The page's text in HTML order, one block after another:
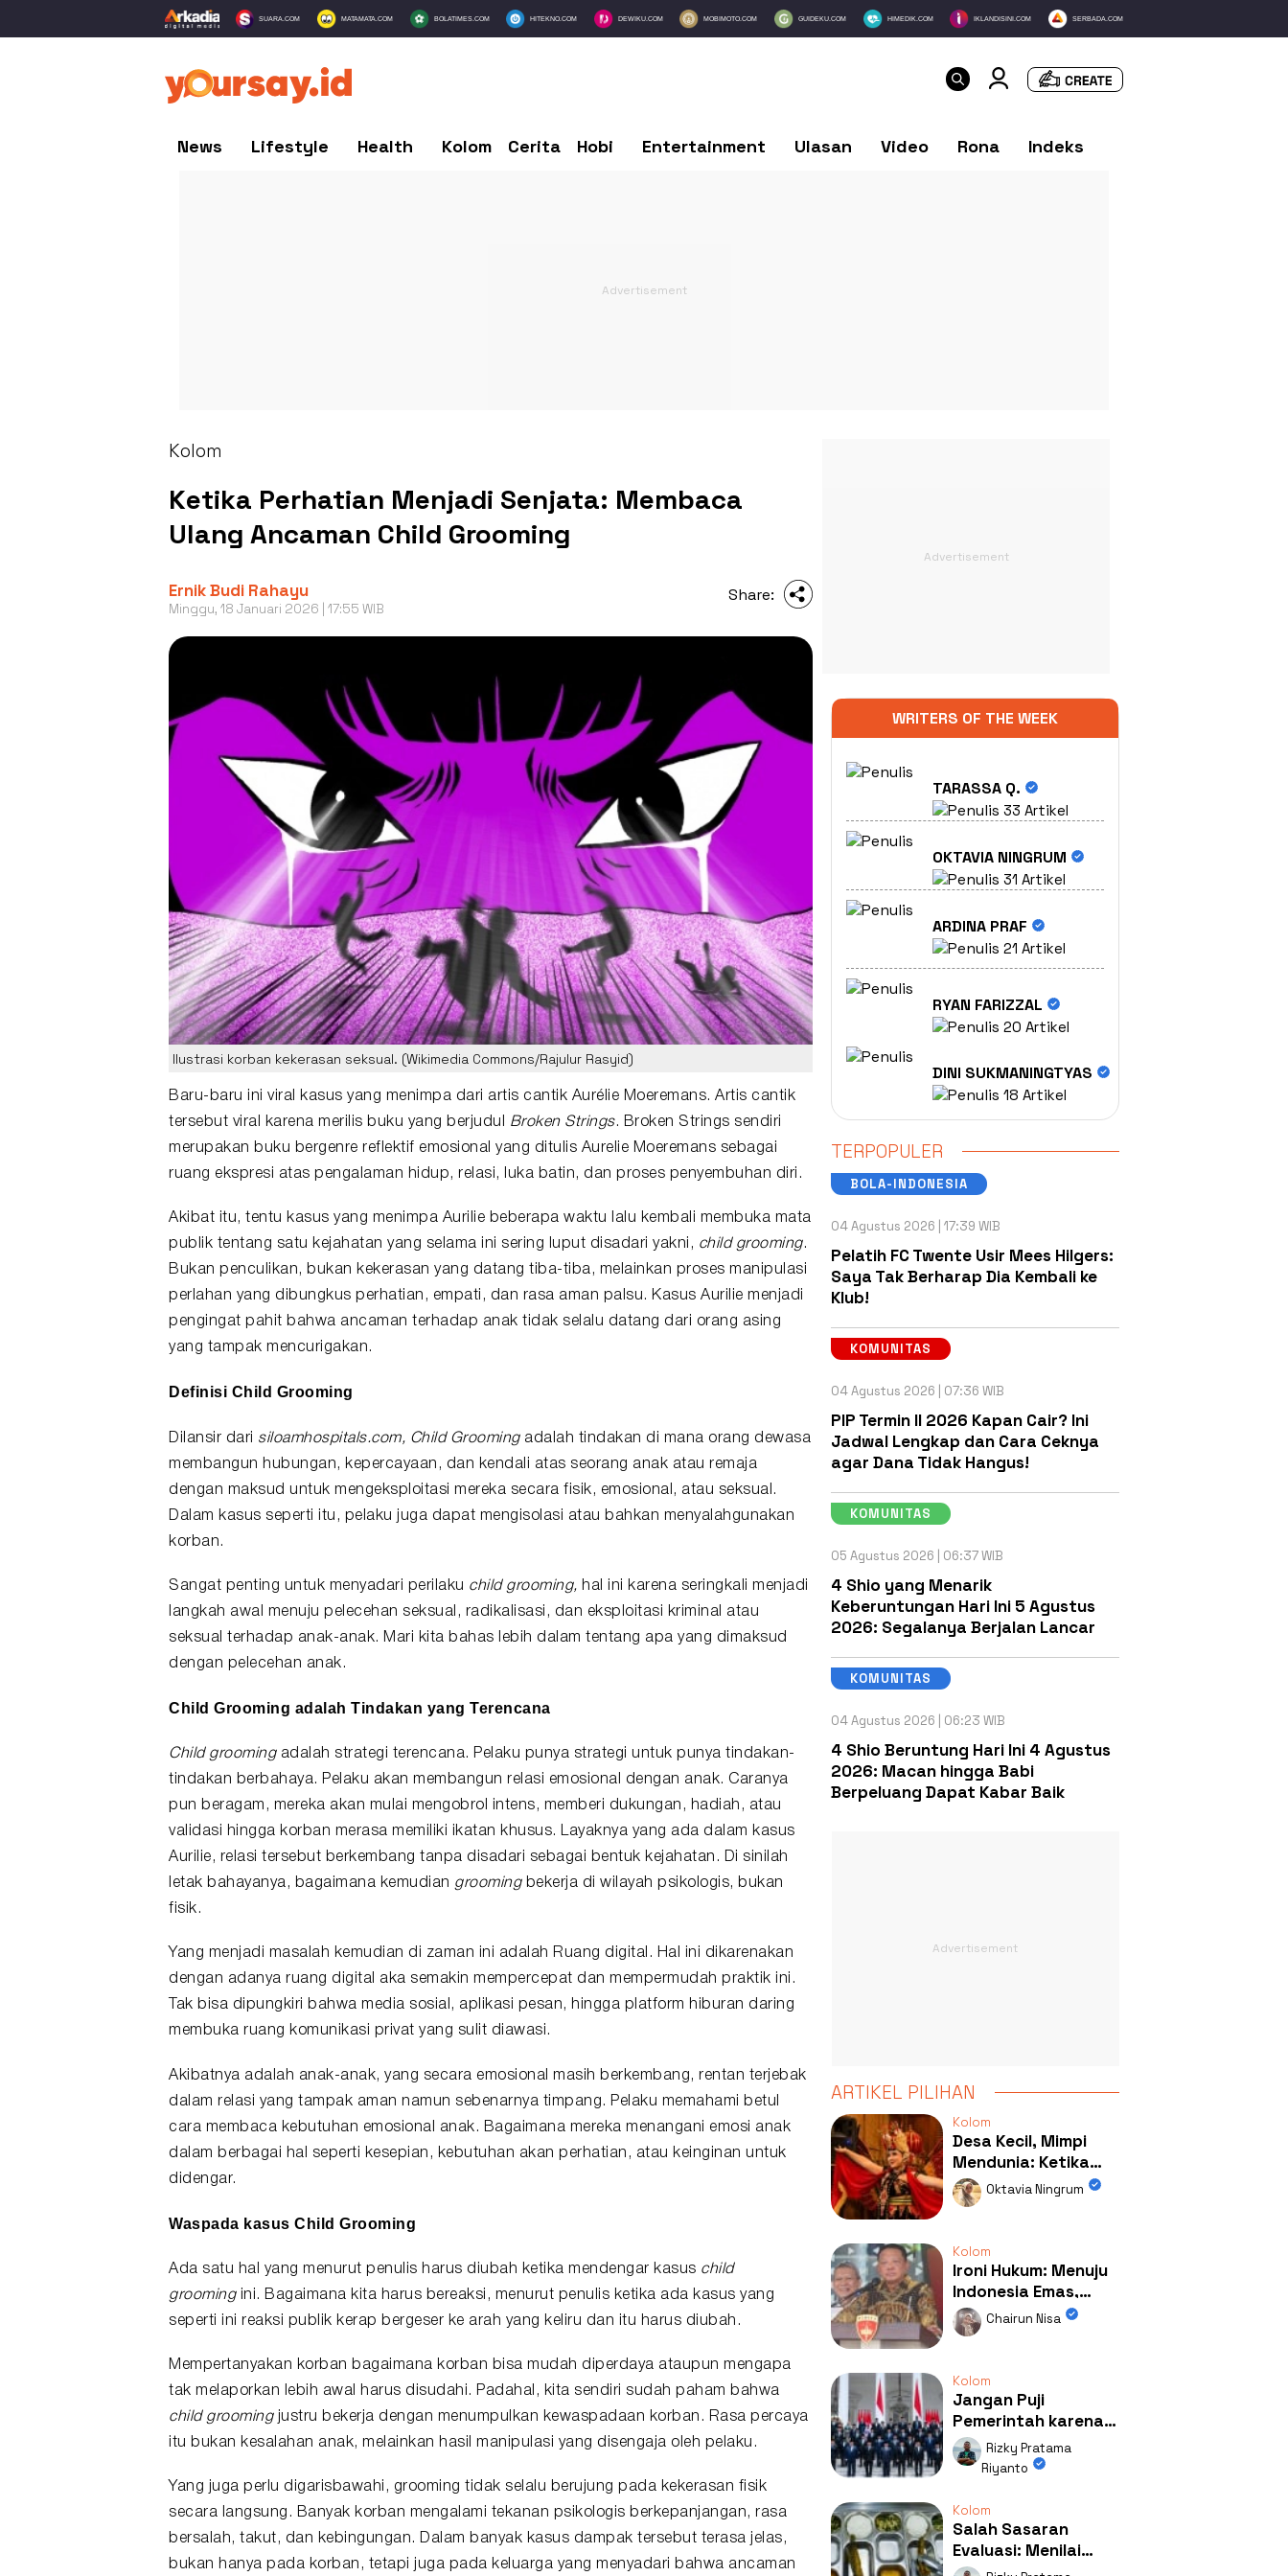
SUARA.COM MATAMATA.COM BOLATIMES.COM HITEKNO.COM DEWIKU.COM MOBIMOTO.COM GUIDEKU.COM HIMEDIK.COM IKLANDISINI.COM SERBADA.COM
News Lifestyle Health Kolom Cerita Hobi Entertainment Ulasan Video Rona Indeks
Kolom
Ketika Perhatian Menjadi Senjata: Membaca
Ulang Ancaman Child Grooming
Ernik Budi Rahayu
Minggu, 18 Januari 2026 | 17:55 WIB
Share:
Ilustrasi korban kekerasan seksual. (Wikimedia Commons/Rajulur Rasyid)
Baru-baru ini viral
kasus yang menimpa dari artis cantik Aurélie Moeremans. Artis cantik
tersebut viral karena merilis buku yang berjudul
Broken Strings. Broken Strings sendiri
merupakan buku bergenre reflektif emosional yang ditulis Aurelie Moeremans sebagai
ruang ekspresi atas pengalaman hidup, relasi, luka batin, dan proses penyembuhan diri.
Akibat itu, tentu kasus yang menimpa Aurilie beberapa waktu lalu kembali membuka mata
publik tentang satu kejahatan yang selama ini sering luput disadari yakni, child grooming.
Bukan penculikan, bukan kekerasan yang datang tiba-tiba, melainkan proses manipulasi
perlahan yang dibungkus perhatian, empati, dan rasa aman palsu. Kasus Aurilie menjadi
pengingat pahit bahwa ancaman terhadap anak tidak selalu datang dari orang asing
yang tampak mencurigakan.
Definisi Child Grooming
Dilansir dari siloamhospitals.com, Child Groomingadalah tindakan di mana orang dewasa
membangun hubungan, kepercayaan, dan kendali atas seorang anak atau remaja
dengan maksud untuk mengeksploitasi mereka secara fisik, emosional, atau seksual.
Dalam kasus seperti itu, pelaku juga dapat mengisolasi atau bahkan menyalahgunakan
korban.
Sangat penting untuk menyadari perilaku child grooming, hal ini karena seringkali menjadi
langkah awal menuju pelecehan seksual, radikalisasi, dan eksploitasi kriminal atau
seksual terhadap anak-anak. Mari kita bahas lebih dalam tentang apa yang dimaksud
dengan pelecehan anak.
Child Grooming adalah Tindakan yang Terencana
Child groomingadalah strategi terencana. Pelaku punya strategi untuk punya tindakan-
tindakan berbahaya. Pelaku akan membangun relasi emosional dengan anak. Caranya
pun beragam, mereka akan mulai mengobrol intens, memberi dukungan, hadiah, atau
validasi hingga korban merasa memiliki ikatan khusus. Layaknya yang ada dalam kasus
Aurilie, relasi tersebut berkembang tanpa disadari sebagai bentuk kejahatan. Di sinilah
letak bahayanya, bagaimana kemudian groomingbekerja di wilayah psikologis, bukan
fisik.
Yang menjadi masalah kemudian di zaman ini adalah Ruang digital. Hal ini dikarenakan
dengan adanya ruang digital aka semakin mempercepat dan mempermudah praktik ini.
Tak bisa dipungkiri bahwa media sosial, aplikasi pesan, hingga platform hiburan daring
membuka ruang komunikasi privat yang sulit diawasi.
Akibatnya adalah anak-anak, yang secara emosional masih berkembang, rentan terjebak
dalam relasi yang tampak aman namun sebenarnya timpang. Pelaku memahami betul
cara membaca kebutuhan emosional anak. Bagaimana mereka menangani emosi anak
dalam berbagai hal seperti kesepian, kebutuhan akan perhatian, atau keinginan untuk
didengar.
Waspada kasus Child Grooming
Ada satu hal yang menurut penulis harus diubah ketika mendengar kasus child
grooming ini. Bagaimana kita harus bereaksi, menurut penulis ketika ada kasus yang
seperti ini reaksi publik kerap bergeser ke arah yang keliru dan itu harus diubah.
Mempertanyakan korban bagaimana korban bisa mudah diperdaya ataupun mengapa
tak melaporkan lebih awal harus disudahi. Padahal, kita sendiri sudah paham bahwa
child groomingjustru bekerja dengan menumpulkan kewaspadaan korban. Rasa percaya
itu bukan kesalahan anak, melainkan hasil manipulasi yang disengaja oleh pelaku.
Yang juga perlu digarisbawahi, grooming tidak selalu berujung pada kekerasan fisik
secara langsung. Banyak korban mengalami tekanan psikologis berkepanjangan, rasa
bersalah, takut, dan kebingungan. Dalam banyak kasus dampak tersebut terasa jelas,
bukan hanya pada korban, tetapi juga pada keluarga yang menyadari bahwa ancaman
WRITERS OF THE WEEK
TARASSA Q.
33 Artikel
OKTAVIA NINGRUM
31 Artikel
ARDINA PRAF
21 Artikel
RYAN FARIZZAL
20 Artikel
DINI SUKMANINGTYAS
18 Artikel
TERPOPULER
BOLA-INDONESIA
04 Agustus 2026 | 17:39 WIB
Pelatih FC Twente Usir Mees Hilgers:
Saya Tak Berharap Dia Kembali ke
Klub!
KOMUNITAS
04 Agustus 2026 | 07:36 WIB
PIP Termin II 2026 Kapan Cair? Ini
Jadwal Lengkap dan Cara Ceknya
agar Dana Tidak Hangus!
KOMUNITAS
05 Agustus 2026 | 06:37 WIB
4 Shio yang Menarik
Keberuntungan Hari Ini 5 Agustus
2026: Segalanya Berjalan Lancar
KOMUNITAS
04 Agustus 2026 | 06:23 WIB
4 Shio Beruntung Hari Ini 4 Agustus
2026: Macan hingga Babi
Berpeluang Dapat Kabar Baik
ARTIKEL PILIHAN
Kolom
Desa Kecil, Mimpi
Mendunia: Ketika
Kolaborasi
Mengubah Wajah
Oktavia Ningrum
Kolom
Ironi Hukum: Menuju
Indonesia Emas,
Ternyata Emasnya
Ada di Rumah Febrie!
Chairun Nisa
Kolom
Jangan Puji
Pemerintah karena
Kerja: Mengapa
Publik Begitu Mudah
Rizky Pratama
Riyanto
Kolom
Salah Sasaran
Evaluasi: Menilai
Program MBG Lewat